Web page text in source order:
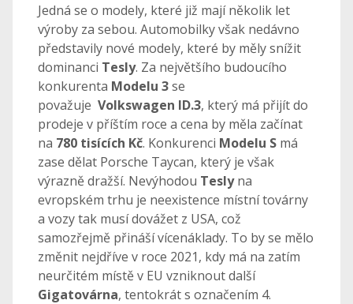
Jedná se o modely, které již mají několik let
výroby za sebou. Automobilky však nedávno
představily nové modely, které by měly snížit
dominanci Tesly. Za největšího budoucího
konkurenta Modelu 3se
považuje Volkswagen ID.3, který má přijít do
prodeje v příštím roce a cena by měla začínat
na 780 tisících Kč. Konkurenci Modelu S má
zase dělat Porsche Taycan, který je však
výrazně dražší. Nevýhodou Teslyna
evropském trhu je neexistence místní továrny
a vozy tak musí dovážet z USA, což
samozřejmě přináší vícenáklady. To by se mělo
změnit nejdříve v roce 2021, kdy má na zatím
neurčitém místě v EU vzniknout další
Gigatovárna, tentokrát s označením 4.